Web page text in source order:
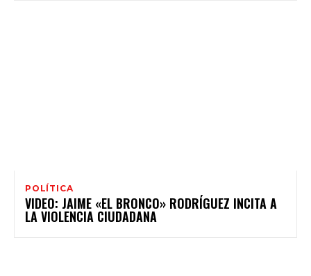
POLÍTICA
VIDEO: JAIME «EL BRONCO» RODRÍGUEZ INCITA A
LA VIOLENCIA CIUDADANA